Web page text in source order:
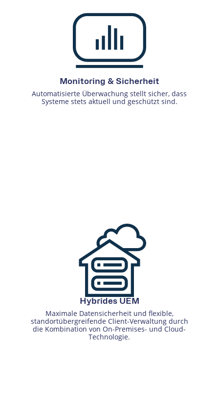
Monitoring & Sicherheit
Automatisierte Überwachung stellt sicher, dass
Systeme stets aktuell und geschützt sind.
Hybrides UEM
Maximale Datensicherheit und flexible,
standortübergreifende Client-Verwaltung durch
die Kombination von On-Premises- und Cloud-
Technologie.